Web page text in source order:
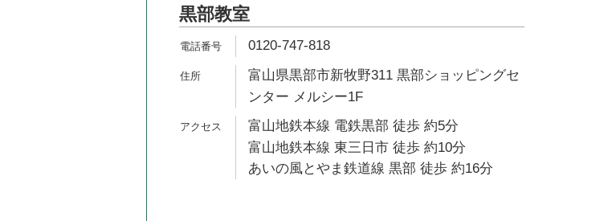
黒部教室
0120-747-818
富山県黒部市新牧野311 黒部ショッピングセ
ンター メルシー1F
富山地鉄本線 電鉄黒部 徒歩 約5分
富山地鉄本線 東三日市 徒歩 約10分
あいの風とやま鉄道線 黒部 徒歩 約16分